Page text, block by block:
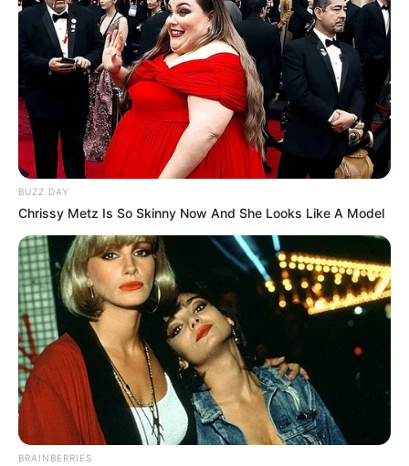
BUZZ DAY
Chrissy Metz Is So Skinny Now And She Looks Like A Model
BRAINBERRIES